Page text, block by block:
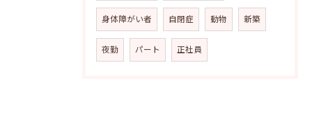
身体障がい者 自閉症 動物 新築
夜勤 パート 正社員